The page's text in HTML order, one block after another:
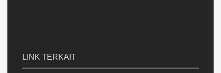
LINK TERKAIT